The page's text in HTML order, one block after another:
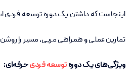
اینجاست که داشتن یک دوره توسعه فردی
تمارین عملی و همراهی مربی، مسیر را
ویژگی‌های یک دورهتوسعه فردیحرفه‌ای: